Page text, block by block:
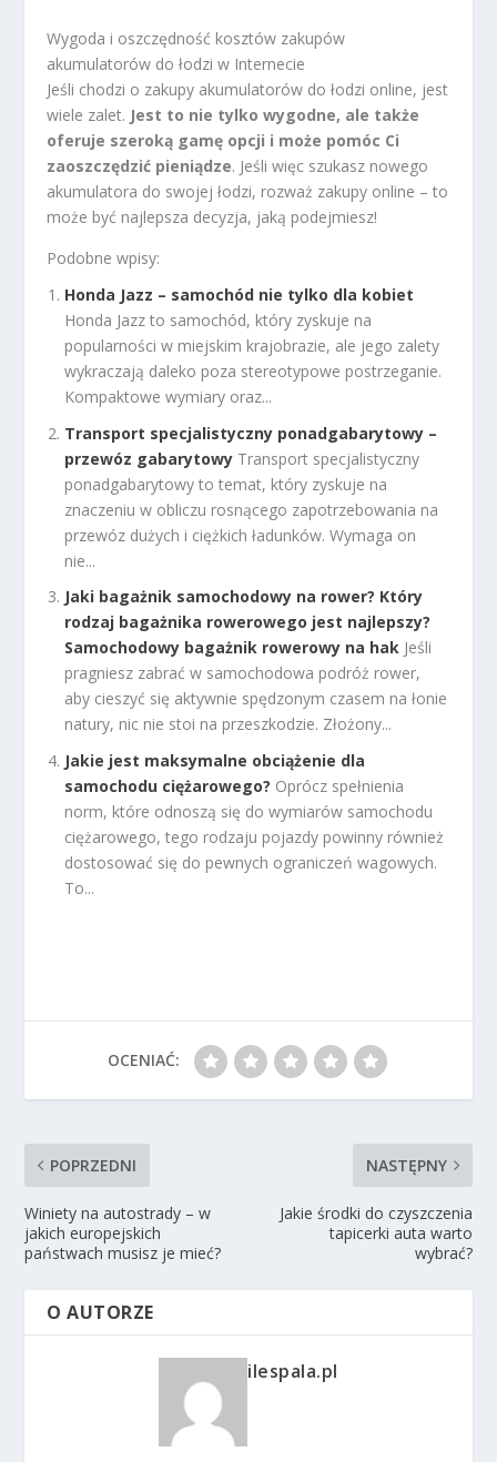
Wygoda i oszczędność kosztów zakupów
akumulatorów do łodzi w Internecie
Jeśli chodzi o zakupy akumulatorów do łodzi online, jest
wiele zalet. Jest to nie tylko wygodne, ale także
oferuje szeroką gamę opcji i może pomóc Ci
zaoszczędzić pieniądze. Jeśli więc szukasz nowego
akumulatora do swojej łodzi, rozważ zakupy online – to
może być najlepsza decyzja, jaką podejmiesz!
Podobne wpisy:
Honda Jazz – samochód nie tylko dla kobiet
Honda Jazz to samochód, który zyskuje na
popularności w miejskim krajobrazie, ale jego zalety
wykraczają daleko poza stereotypowe postrzeganie.
Kompaktowe wymiary oraz...
Transport specjalistyczny ponadgabarytowy –
przewóz gabarytowy Transport specjalistyczny
ponadgabarytowy to temat, który zyskuje na
znaczeniu w obliczu rosnącego zapotrzebowania na
przewóz dużych i ciężkich ładunków. Wymaga on
nie...
Jaki bagażnik samochodowy na rower? Który
rodzaj bagażnika rowerowego jest najlepszy?
Samochodowy bagażnik rowerowy na hak Jeśli
pragniesz zabrać w samochodowa podróż rower,
aby cieszyć się aktywnie spędzonym czasem na łonie
natury, nic nie stoi na przeszkodzie. Złożony...
Jakie jest maksymalne obciążenie dla
samochodu ciężarowego? Oprócz spełnienia
norm, które odnoszą się do wymiarów samochodu
ciężarowego, tego rodzaju pojazdy powinny również
dostosować się do pewnych ograniczeń wagowych.
To...
OCENIAĆ:
POPRZEDNI
Winiety na autostrady – w
jakich europejskich
państwach musisz je mieć?
NASTĘPNY
Jakie środki do czyszczenia
tapicerki auta warto
wybrać?
O AUTORZE
ilespala.pl